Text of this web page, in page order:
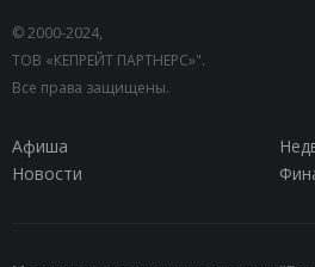
© 2000-2024,
ТОВ «КЕПРЕЙТ ПАРТНЕРС»".
Все права защищены.
Афиша
Новости